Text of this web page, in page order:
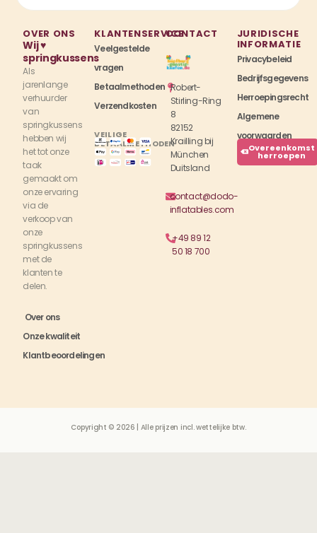
OVER ONS
Wij ♥
springkussens
Als
jarenlange
verhuurder
van
springkussens
hebben wij
het tot onze
taak
gemaakt om
onze ervaring
via de
verkoop van
onze
springkussens
met de
klanten te
delen.
Over ons
Onze kwaliteit
Klantbeoordelingen
KLANTENSERVICE
Veelgestelde
vragen
Betaalmethoden
Verzendkosten
VEILIGE
BETAALMETHODEN
CONTACT
Robert-
Stirling-Ring
8
82152
Krailling bij
München
Duitsland
contact@dodo-
inflatables.com
+49 89 12
50 18 700
JURIDISCHE
INFORMATIE
Privacybeleid
Bedrijfsgegevens
Herroepingsrecht
Algemene
voorwaarden
Overeenkomst
herroepen
Copyright © 2026 | Alle prijzen incl. wettelijke btw.